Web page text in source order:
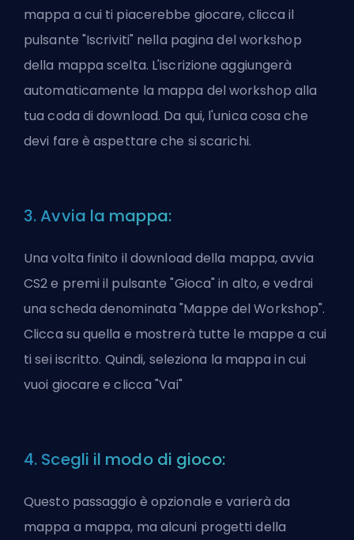
mappa a cui ti piacerebbe giocare, clicca il
pulsante "Iscriviti" nella pagina del workshop
della mappa scelta. L'iscrizione aggiungerà
automaticamente la mappa del workshop alla
tua coda di download. Da qui, l'unica cosa che
devi fare è aspettare che si scarichi.
3. Avvia la mappa:
Una volta finito il download della mappa, avvia
CS2 e premi il pulsante "Gioca" in alto, e vedrai
una scheda denominata "Mappe del Workshop".
Clicca su quella e mostrerà tutte le mappe a cui
ti sei iscritto. Quindi, seleziona la mappa in cui
vuoi giocare e clicca "Vai"
4. Scegli il modo di gioco:
Questo passaggio è opzionale e varierà da
mappa a mappa, ma alcuni progetti della